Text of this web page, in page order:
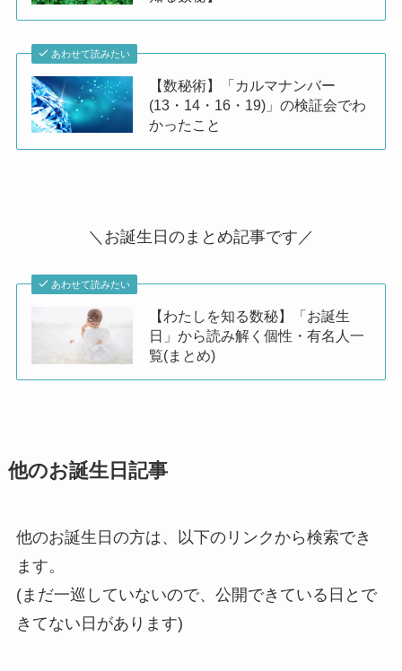
あわせて読みたい
【数秘術】「カルマナンバー
(13・14・16・19)」の検証会でわ
かったこと
＼お誕生日のまとめ記事です／
あわせて読みたい
【わたしを知る数秘】「お誕生
日」から読み解く個性・有名人一
覧(まとめ)
他のお誕生日記事
他のお誕生日の方は、以下のリンクから検索でき
ます。
(まだ一巡していないので、公開できている日とで
きてない日があります)